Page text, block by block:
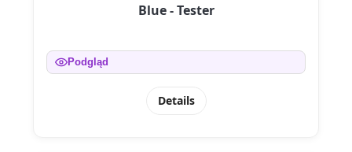
Blue - Tester
Podgląd
Details